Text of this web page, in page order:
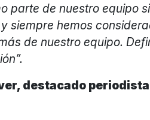
parte de nuestro equipo
siempre hemos
de nuestro equipo.
destacado